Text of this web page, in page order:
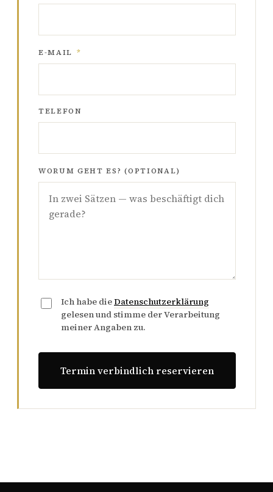
E-MAIL *
TELEFON
WORUM GEHT ES? (OPTIONAL)
Ich habe dieDatenschutzerklärung
gelesen und stimme der Verarbeitung
meiner Angaben zu.
Termin verbindlich reservieren